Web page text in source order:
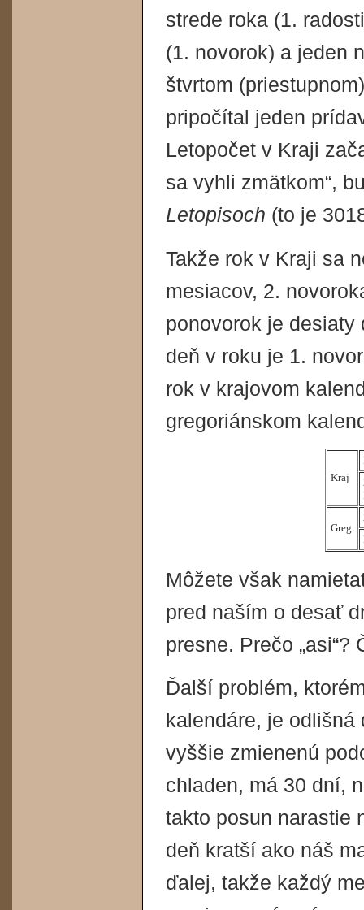
strede roka (1.
(1. novorok) a jeden
štvrtom
pripočítal jeden
Letopočet v Kraji
sa vyhli zmätkom“,
Letopisoch (to je
Takže rok v Kraji sa
mesiacov, 2.
ponovorok je desiaty
deň v roku je 1.
rok v krajovom
gregoriánskom
Kraj
Greg.
Môžete však
pred naším o desať
presne. Prečo „asi“?
Ďalší problém,
kalendáre, je
vyššie zmienenú
chladen, má 30 dní,
takto posun narastie
deň kratší ako náš
ďalej, takže každý